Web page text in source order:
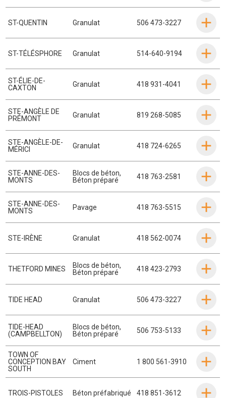
ST-QUENTIN Granulat 506 473-3227
ST-TÉLÉSPHORE Granulat 514-640-9194
ST-ÉLIE-DE-
CAXTON
Granulat 418 931-4041
STE-ANGÈLE DE
PRÉMONT
Granulat 819 268-5085
STE-ANGÈLE-DE-
MÉRICI
Granulat 418 724-6265
STE-ANNE-DES-
MONTS
Blocs de béton,
Béton préparé
418 763-2581
STE-ANNE-DES-
MONTS
Pavage 418 763-5515
STE-IRÈNE Granulat 418 562-0074
THETFORD MINES Blocs de béton,
Béton préparé
418 423-2793
TIDE HEAD Granulat 506 473-3227
TIDE-HEAD
(CAMPBELLTON)
Blocs de béton,
Béton préparé
506 753-5133
TOWN OF
CONCEPTION BAY
SOUTH
Ciment 1 800 561-3910
TROIS-PISTOLES Béton préfabriqué 418 851-3612